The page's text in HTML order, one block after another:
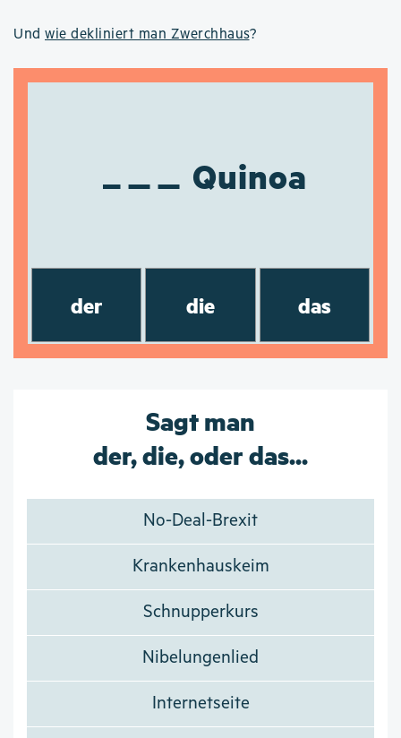
Und wie dekliniert man Zwerchhaus?
Quinoa
der die das
Sagt man
der, die, oder das...
No-Deal-Brexit
Krankenhauskeim
Schnupperkurs
Nibelungenlied
Internetseite